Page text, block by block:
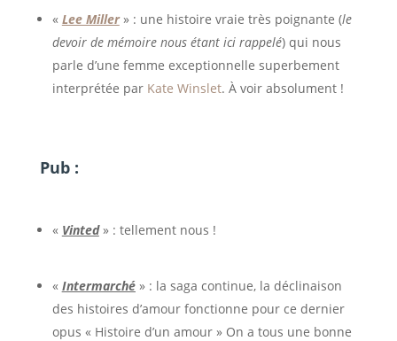
« Lee Miller» : une histoire vraie très poignante (le
devoir de mémoire nous étant ici rappelé) qui nous
parle d’une femme exceptionnelle superbement
interprétée par Kate Winslet. À voir absolument !
Pub :
« Vinted» : tellement nous !
« Intermarché» : la saga continue, la déclinaison
des histoires d’amour fonctionne pour ce dernier
opus « Histoire d’un amour » On a tous une bonne